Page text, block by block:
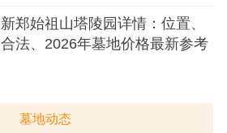
新郑始祖山塔陵园详情：位置、
合法、2026年墓地价格最新参考
墓地动态